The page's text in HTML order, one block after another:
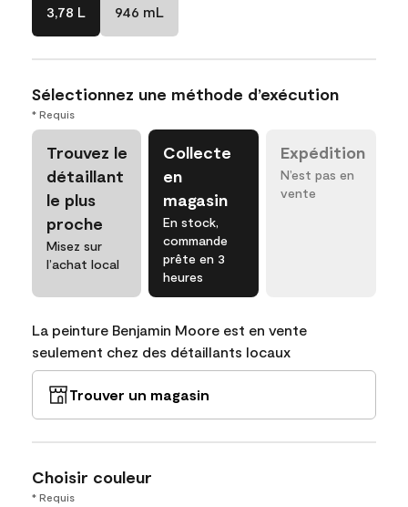
3,78 L 946 mL
Sélectionnez une méthode d’exécution
* Requis
Trouvez le
détaillant
le plus
proche
Misez sur
l’achat local
Collecte
en
magasin
En stock,
commande
prête en 3
heures
Expédition
N’est pas en
vente
La peinture Benjamin Moore est en vente
seulement chez des détaillants locaux
Trouver un magasin
Choisir couleur
* Requis